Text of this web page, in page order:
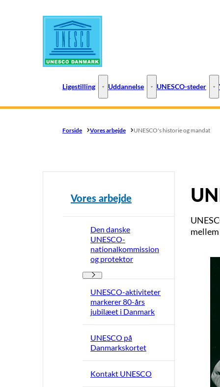
Ligestilling Ligestilling - Flere links
Uddannelse Uddannelse - Flere links
UNESCO-steder
Forside Vores arbejde UNESCO's historie og mandat
Vores arbejde
Den danske
UNESCO-
nationalkommission
og protektor
Den danske UNESCO-nationalkommission
UNESCO-aktiviteter
markerer 80-års
jubilæet i Danmark
UNESCO på
Danmarkskortet
Kontakt UNESCO